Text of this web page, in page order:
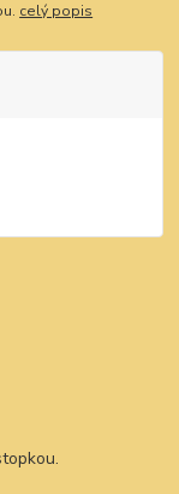
celý popis